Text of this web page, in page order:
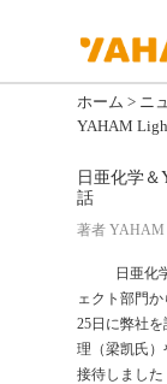
ホーム > ニ
YAHAM
日亜化学
話
著者 YAHAM
日亜化
ェクト部門
25日に弊社
理（梁凯氏
接待しまし